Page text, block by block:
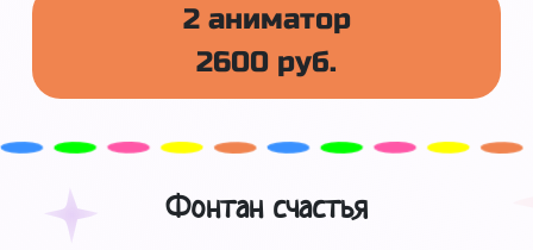
2 аниматор
2600 руб.
Фонтан счастья